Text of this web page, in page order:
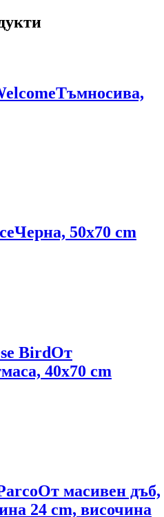
Тъмносива,
Черна, 50x70 cm
BirdОт
40x70 cm
От масивен дъб,
24 cm, височина